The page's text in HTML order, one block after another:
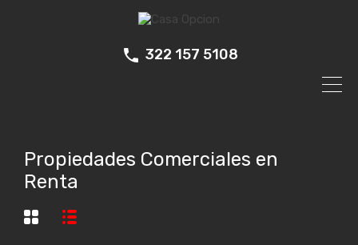
322 157 5108
Propiedades Comerciales en
Renta